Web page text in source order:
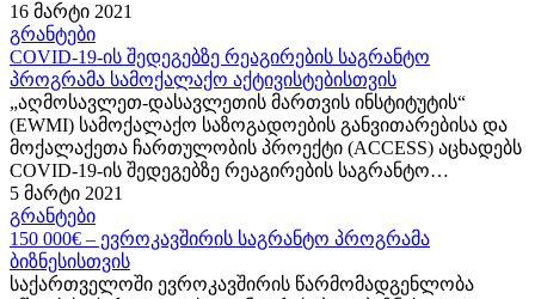
16 მარტი 2021
გრანტები
COVID-19-ის შედეგებზე რეაგირების საგრანტო
პროგრამა სამოქალაქო აქტივისტებისთვის
„აღმოსავლეთ-დასავლეთის მართვის ინსტიტუტის“
(EWMI) სამოქალაქო საზოგადოების განვითარებისა და
მოქალაქეთა ჩართულობის პროექტი (ACCESS) აცხადებს
COVID-19-ის შედეგებზე რეაგირების საგრანტო
პროგრამას სამოქალაქო აქტივივისტების, მოქალაქეთა
ჯგუფებისა და სამოქალაქო მოძრაობებისთვის.
პროგრამა საშუალებას აძლევს დაინტერესებულ
მოქალაქეებს...
5 მარტი 2021
გრანტები
150 000€ – ევროკავშირის საგრანტო პროგრამა
ბიზნესისთვის
საქართველოში ევროკავშირის წარმომადგენლობა